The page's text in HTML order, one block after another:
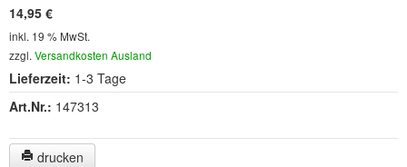
Soundarchiv
14,95 €
inkl. 19 % MwSt.
zzgl. Versandkosten Ausland
Lieferzeit: 1-3 Tage
Art.Nr.: 147313
drucken